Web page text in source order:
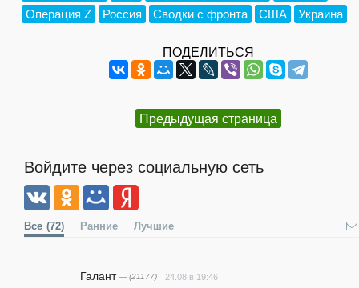
Операция Z
Россия Сводки с фронта США Украина
ПОДЕЛИТЬСЯ
Предыдущая страница
Войдите через социальную сеть
Все (72) Ранние Лучшие
Галант— (21177) 24.08 в 19:46